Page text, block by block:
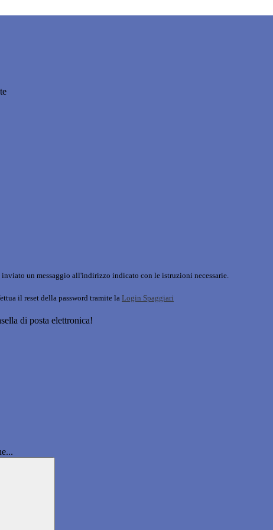
inviato un messaggio all'indirizzo indicato con le istruzioni necessarie.
il reset della password tramite la Login Spaggiari
di posta elettronica!